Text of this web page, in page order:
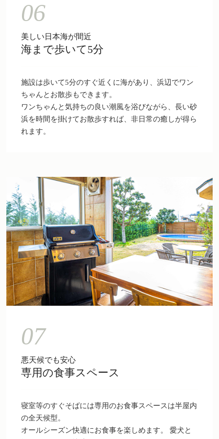
06
美しい日本海が間近
海まで歩いて5分
施設は歩いて5分のすぐ近くに海があり、浜辺でワン
ちゃんとお散歩もできます。
ワンちゃんと気持ちの良い潮風を浴びながら、長い砂
浜を時間を掛けてお散歩すれば、非日常の癒しが得ら
れます。
07
悪天候でも安心
専用の食事スペース
寝室等のすぐそばには専用のお食事スペースは半屋内
の全天候型。
オールシーズン快適にお食事を楽しめます。 愛犬と